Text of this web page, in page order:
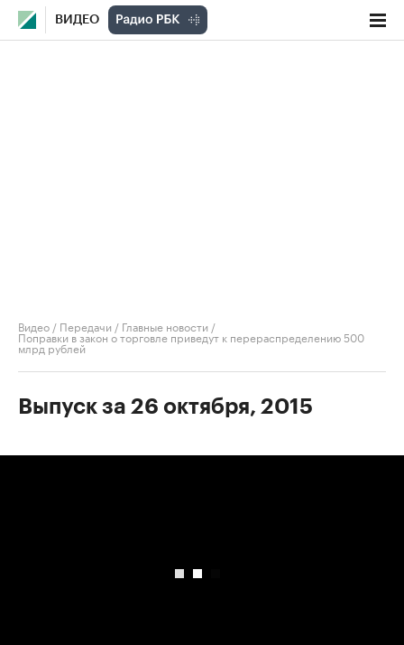
ВИДЕО
Видео / Передачи / Главные новости /
Поправки в закон о торговле приведут к перераспределению 500
млрд рублей
Выпуск за 26 октября, 2015